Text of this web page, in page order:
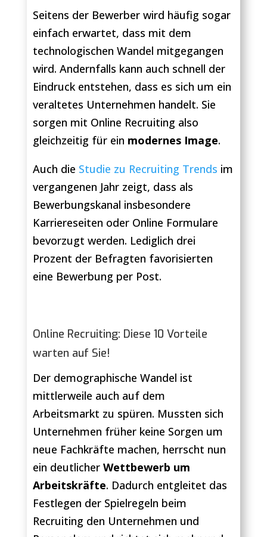
Seitens der Bewerber wird häufig sogar
einfach erwartet, dass mit dem
technologischen Wandel mitgegangen
wird. Andernfalls kann auch schnell der
Eindruck entstehen, dass es sich um ein
veraltetes Unternehmen handelt. Sie
sorgen mit Online Recruiting also
gleichzeitig für ein modernes Image.
Auch die Studie zu Recruiting Trends im
vergangenen Jahr zeigt, dass als
Bewerbungskanal insbesondere
Karriereseiten oder Online Formulare
bevorzugt werden. Lediglich drei
Prozent der Befragten favorisierten
eine Bewerbung per Post.
Online Recruiting: Diese 10 Vorteile
warten auf Sie!
Der demographische Wandel ist
mittlerweile auch auf dem
Arbeitsmarkt zu spüren. Mussten sich
Unternehmen früher keine Sorgen um
neue Fachkräfte machen, herrscht nun
ein deutlicher Wettbewerb um
Arbeitskräfte. Dadurch entgleitet das
Festlegen der Spielregeln beim
Recruiting den Unternehmen und